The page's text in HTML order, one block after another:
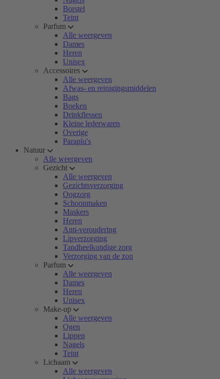
Borstel
Teint
Parfum
Alle weergeven
Dames
Heren
Unisex
Accessoires
Alle weergeven
Afwas- en reinigingsmiddelen
Bags
Boeken
Drinkflessen
Kleine lederwaren
Overige
Paraplu's
Natuur
Alle weergeven
Gezicht
Alle weergeven
Gezichtsverzorging
Oogzorg
Schoonmaken
Maskers
Heren
Anti-veroudering
Lipverzorging
Tandheelkundige zorg
Verzorging van de zon
Parfum
Alle weergeven
Dames
Heren
Unisex
Make-up
Alle weergeven
Ogen
Lippen
Nagels
Teint
Lichaam
Alle weergeven